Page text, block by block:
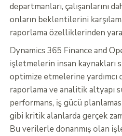
departmanları, çalışanlarını
onların beklentilerini
raporlama özelliklerinden
Dynamics 365 Finance and
işletmelerin insan kaynakları
optimize etmelerine yardımcı
raporlama ve analitik altyapı
performans, iş gücü
gibi kritik alanlarda gerçek
Bu verilerle donanmış olan